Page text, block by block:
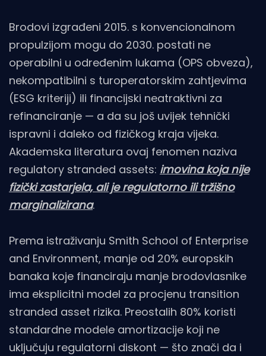
Brodovi izgrađeni 2015. s konvencionalnom
propulzijom mogu do 2030. postati ne
operabilni u određenim lukama (OPS obveza),
nekompatibilni s turoperatorskim zahtjevima
(ESG kriteriji) ili financijski neatraktivni za
refinanciranje — a da su još uvijek tehnički
ispravni i daleko od fizičkog kraja vijeka.
Akademska literatura ovaj fenomen naziva
regulatory stranded assets: imovina koja nije
fizički zastarjela, ali je regulatorno ili tržišno
marginalizirana.
Prema istraživanju Smith School of Enterprise
and Environment, manje od 20% europskih
banaka koje financiraju manje brodovlasnike
ima eksplicitni model za procjenu transition
stranded asset rizika. Preostalih 80% koristi
standardne modele amortizacije koji ne
uključuju regulatorni diskont — što znači da i